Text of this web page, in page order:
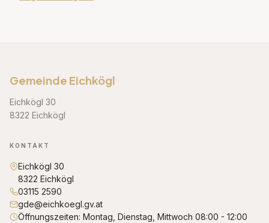
Gemeinde Eichkögl
Eichkögl 30
8322 Eichkögl
KONTAKT
Eichkögl 30
8322 Eichkögl
03115 2590
gde@eichkoegl.gv.at
Öffnungszeiten: Montag, Dienstag, Mittwoch 08:00 - 12:00